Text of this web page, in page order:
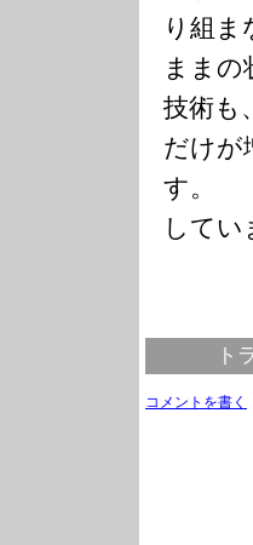
り組
ままの
技術も
だけが
す。
してい
ト
コメントを書く